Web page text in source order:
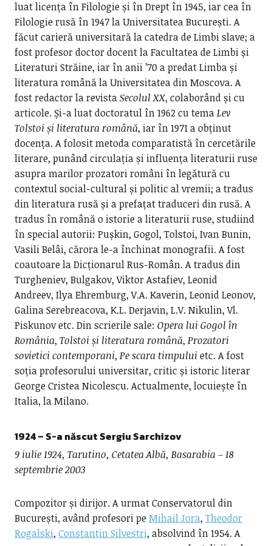
luat licența în Filologie și în Drept în 1945, iar cea în
Filologie rusă în 1947 la Universitatea București. A
făcut carieră universitară la catedra de Limbi slave; a
fost profesor doctor docent la Facultatea de Limbi și
Literaturi Străine, iar în anii ’70 a predat Limba și
literatura română la Universitatea din Moscova. A
fost redactor la revistaSecolul XX, colaborând și cu
articole. Și-a luat doctoratul în 1962 cu temaLev
Tolstoi și literatura română, iar în 1971 a obținut
docența. A folosit metoda comparatistă în cercetările
literare, punând circulația și influența literaturii ruse
asupra marilor prozatori români în legătură cu
contextul social-cultural și politic al vremii; a tradus
din literatura rusă și a prefațat traduceri din rusă. A
tradus în română o istorie a literaturii ruse, studiind
în special autorii: Pușkin, Gogol, Tolstoi, Ivan Bunin,
Vasili Belâi, cărora le-a închinat monografii. A fost
coautoare la Dicționarul Rus-Român. A tradus din
Turgheniev, Bulgakov, Viktor Astafiev, Leonid
Andreev, Ilya Ehremburg, V.A. Kaverin, Leonid Leonov,
Galina Serebreacova, K.L. Derjavin, L.V. Nikulin, Vl.
Piskunov etc. Din scrierile sale: Opera lui Gogol în
România, Tolstoi și literatura română, Prozatori
sovietici contemporani, Pe scara timpului etc. A fost
soția profesorului universitar, critic și istoric literar
George Cristea Nicolescu. Actualmente, locuiește în
Italia, la Milano.
1924 – S-a născut Sergiu Sarchizov
9 iulie 1924, Tarutino, Cetatea Albă, Basarabia – 18
septembrie 2003
Compozitor și dirijor. A urmat Conservatorul din
București, având profesori peMihail Jora, Theodor
Rogalski, Constantin Silvestri, absolvind în 1954.A